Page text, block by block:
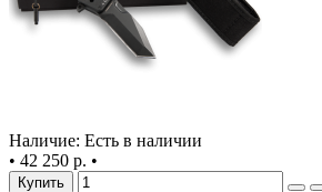
Наличие: Есть в наличии
• 42 250 р. •
Купить